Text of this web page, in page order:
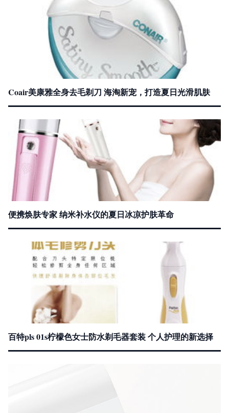
Coair美康雅全身去毛剃刀 海淘新宠，打造夏日光滑肌肤
便携焕肤专家 纳米补水仪的夏日冰凉护肤革命
百特pls 01s柠檬色女士防水剃毛器套装 个人护理的新选择